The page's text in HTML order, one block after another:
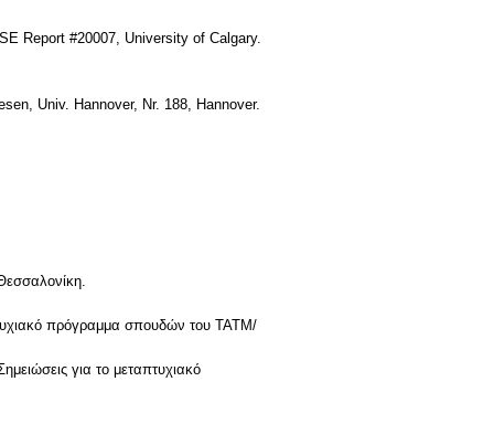
Report #20007, University of Calgary.
Univ. Hannover, Nr. 188, Hannover.
πρόγραμμα σπουδών του ΤΑΤΜ/
για το μεταπτυχιακό